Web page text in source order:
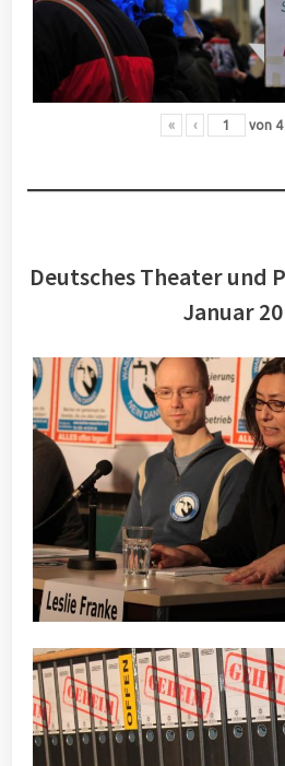
« ‹ von 4
Deutsches Theater und
Januar